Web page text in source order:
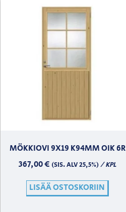
MÖKKIOVI 9X19 K94MM OIK 6R
367,00€ (SIS. ALV 25,5%)/ KPL
LISÄÄ OSTOSKORIIN